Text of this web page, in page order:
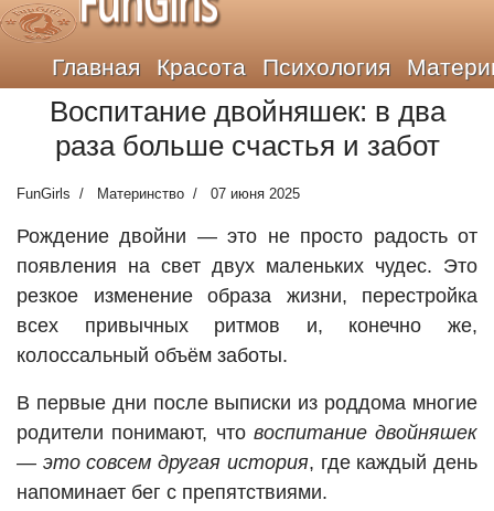
Главная Красота Психология
Воспитание двойняшек: в два
раза больше счастья и забот
FunGirls Материнство 07 июня 2025
Рождение двойни — это не просто радость от
появления на свет двух маленьких чудес. Это
резкое изменение образа жизни, перестройка
всех привычных ритмов и, конечно же,
колоссальный объём заботы.
В первые дни после выписки из роддома многие
родители понимают, что воспитание двойняшек
— это совсем другая история, где каждый день
напоминает бег с препятствиями.